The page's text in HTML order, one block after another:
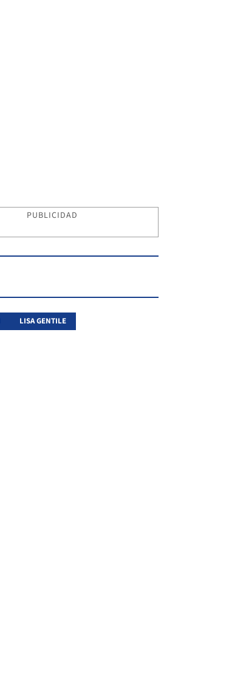
PUBLICIDAD
LISA GENTILE